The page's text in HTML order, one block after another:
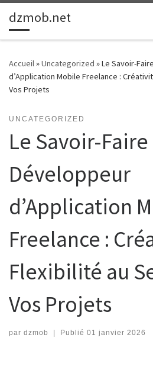
Passer au contenu
dzmob.net
Accueil»Uncategorized »Le Savoir-
d’Application Mobile Freelance :
Vos Projets
UNCATEGORIZED
Le Savoir-
Développeur
d’Application
Freelance :
Flexibilité au
Vos Projets
par dzmob | Publié 01 janvier 2026